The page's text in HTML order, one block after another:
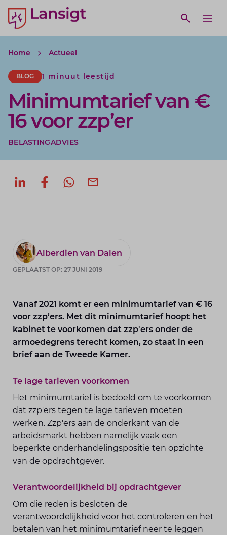
Lansigt Accountants logo
Open
search website
Home Actueel
BLOG 1 minuut leestijd
Minimumtarief van €
16 voor zzp’er
BELASTINGADVIES
Deel op LinkedIn
Deel op Facebook
Alberdien van Dalen
GEPLAATST OP: 27 JUNI 2019
Vanaf 2021 komt er een minimumtarief van € 16
voor zzp’ers. Met dit minimumtarief hoopt het
kabinet te voorkomen dat zzp'ers onder de
armoedegrens terecht komen, zo staat in een
brief aan de Tweede Kamer.
Te lage tarieven voorkomen
Het minimumtarief is bedoeld om te voorkomen
dat zzp'ers tegen te lage tarieven moeten
werken. Zzp'ers aan de onderkant van de
arbeidsmarkt hebben namelijk vaak een
beperkte onderhandelingspositie ten opzichte
van de opdrachtgever.
Verantwoordelijkheid bij opdrachtgever
Om die reden is besloten de
verantwoordelijkheid voor het controleren en het
betalen van het minimumtarief neer te leggen